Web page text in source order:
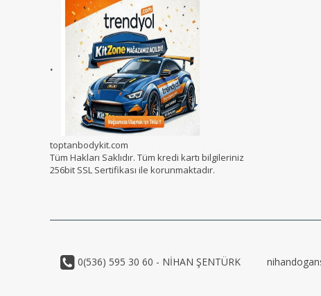
.
toptanbodykit.com
Tüm Hakları Saklıdır. Tüm kredi kartı bilgileriniz
256bit SSL Sertifikası ile korunmaktadır.
0(536) 595 30 60 - NİHAN ŞENTÜRK